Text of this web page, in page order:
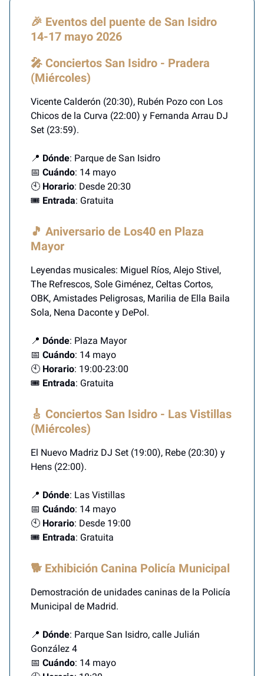
🎉 Eventos del puente de San Isidro
14-17 mayo 2026
🎤 Conciertos San Isidro - Pradera
(Miércoles)
Vicente Calderón (20:30), Rubén Pozo con Los
Chicos de la Curva (22:00) y Fernanda Arrau DJ
Set (23:59).
📍 Dónde: Parque de San Isidro
📅 Cuándo: 14 mayo
🕙 Horario: Desde 20:30
🎟️ Entrada: Gratuita
🎵 Aniversario de Los40 en Plaza
Mayor
Leyendas musicales: Miguel Ríos, Alejo Stivel,
The Refrescos, Sole Giménez, Celtas Cortos,
OBK, Amistades Peligrosas, Marilia de Ella Baila
Sola, Nena Daconte y DePol.
📍 Dónde: Plaza Mayor
📅 Cuándo: 14 mayo
🕙 Horario: 19:00-23:00
🎟️ Entrada: Gratuita
🎸 Conciertos San Isidro - Las Vistillas
(Miércoles)
El Nuevo Madriz DJ Set (19:00), Rebe (20:30) y
Hens (22:00).
📍 Dónde: Las Vistillas
📅 Cuándo: 14 mayo
🕙 Horario: Desde 19:00
🎟️ Entrada: Gratuita
🐕 Exhibición Canina Policía Municipal
Demostración de unidades caninas de la Policía
Municipal de Madrid.
📍 Dónde: Parque San Isidro, calle Julián
González 4
📅 Cuándo: 14 mayo